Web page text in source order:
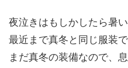
夜泣きはもしかしたら暑
最近まで真冬と同じ服装
まだ真冬の装備なので、